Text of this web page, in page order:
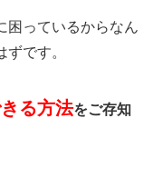
困っているからなん
です。
る方法をご存知